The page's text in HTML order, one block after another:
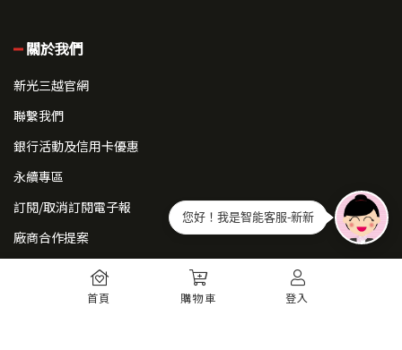
關於我們
新光三越官網
聯繫我們
銀行活動及信用卡優惠
永續專區
訂閱/取消訂閱電子報
廠商合作提案
首頁 購物車 登入
您好！我是智能客服-新新